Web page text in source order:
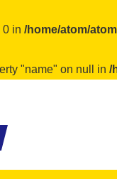
0 in /home/atom/
"name" on null in /